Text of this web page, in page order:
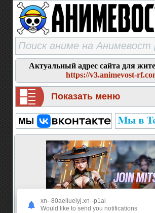
Актуальный адрес сайта для
https://v3.animevost-
Показать меню
xn--80aeiluelyj.xn--p1ai
Would like to send you notifications